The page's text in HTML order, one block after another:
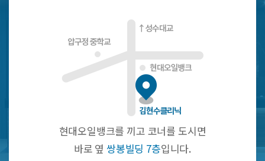
현대오일뱅크를 끼고 코너를 도시면
바로 옆 쌍봉빌딩 7층입니다.